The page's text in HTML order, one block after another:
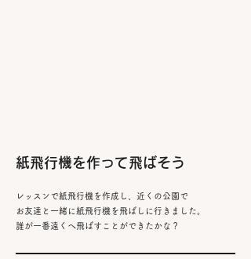
​紙飛行機を作って飛ばそう
レッスンで紙飛行機を作成し、 ​近くの公園で
お友達と一緒に紙飛行機を飛ばしに行きました。
誰が一番遠くへ飛ばすことができたかな？